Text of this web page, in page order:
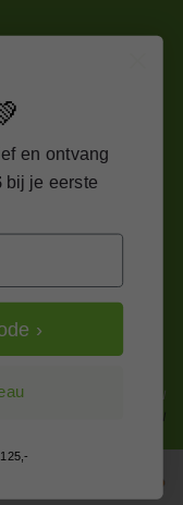
in je
in EURO en excl. 21% BTW
wijzig naar incl. BTW
en ontvang
bij je eerste
›